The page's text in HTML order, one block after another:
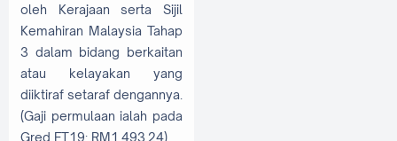
oleh Kerajaan serta Sijil
Kemahiran Malaysia Tahap
3 dalam bidang berkaitan
atau kelayakan yang
diiktiraf setaraf dengannya.
(Gaji permulaan ialah pada
Gred FT19: RM1,493.24).